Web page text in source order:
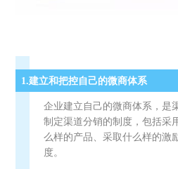
1.建立和把控自己的微商体系
企业建立自己的微商体系，是
制定渠道分销的制度，包括采
么样的产品、采取什么样的激
度。